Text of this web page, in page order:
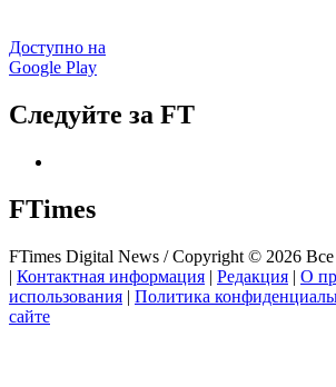
Доступно на
Google Play
Следуйте за FT
FTimes
FTimes Digital News / Copyright © 2026
| Контактная информация | Редакция | О
использования | Политика
сайте